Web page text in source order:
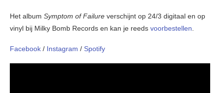
Het album Symptom of Failure verschijnt op 24/3 digitaal en op
vinyl bij Milky Bomb Records en kan je reeds voorbestellen
Facebook / Instagram / Spotify